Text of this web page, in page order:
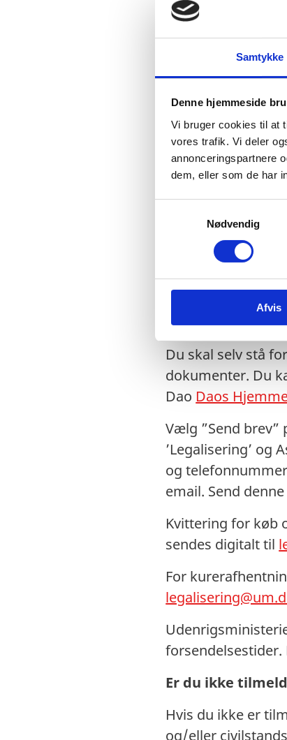
Samtykke
Denne hjemmeside
Vi bruger cookies til at
vores trafik. Vi deler
annonceringspartnere
dem, eller som de har
v
Nødvendig
Afvis
2. Dokumenter
personligt
bopæls- og
Når attesten er
1. Dokumenter,
afhentes ved
2. Dokumenter,
alternativt
Når
Du kan forvente
modtager
travle perioder
Du skal selv stå
dokumenter. Du
Dao Daos
Vælg ”Send brev”
’Legalisering’ og
og
email. Send
Kvittering for køb
sendes digitalt til
For
Er du ikke
Hvis du ikke er
og/eller